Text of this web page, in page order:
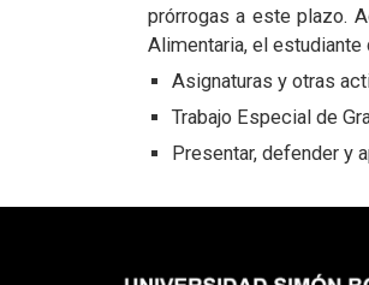
prórrogas a este plazo.
Alimentaria, el estudiante
Asignaturas y otras
Trabajo Especial de
Presentar, defender y